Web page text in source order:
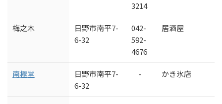
3214
梅之木
日野市南平7-
6-32
042-
592-
4676
居酒屋
南極堂
日野市南平7-
6-32
- かき氷店